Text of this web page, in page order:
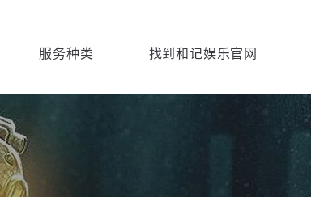
服务种类 找到和记娱乐官网